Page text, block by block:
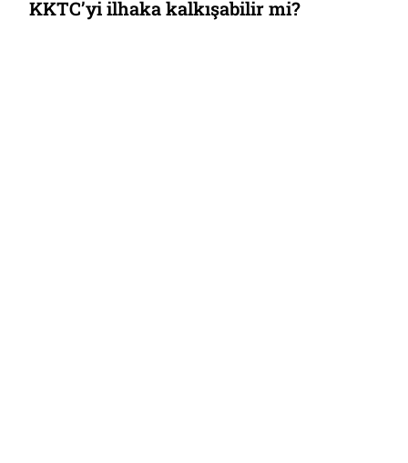
KKTC’yi ilhaka kalkışabilir mi?